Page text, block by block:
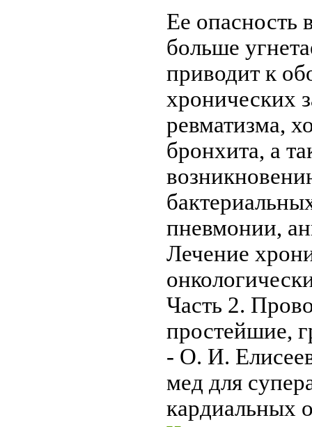
Ее опасность
больше
приводит к
хронических
ревматизма,
бронхита, а
пневмонии,
Лечение
Часть 2.
простейшие,
- О. И.
мед для
кардиальных